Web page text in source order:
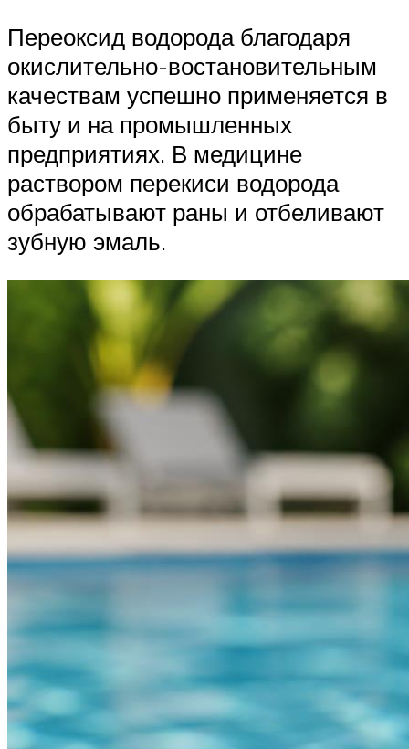
Переоксид водорода благодаря
окислительно-востановительным
качествам успешно применяется в
быту и на промышленных
предприятиях. В медицине
раствором перекиси водорода
обрабатывают раны и отбеливают
зубную эмаль.